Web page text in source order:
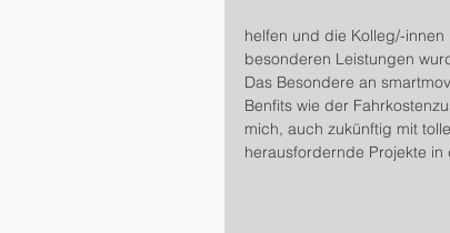
helfen und die Kolleg/-
besonderen Leistungen
Das Besondere an
Benfits wie der
mich, auch zukünftig mit
herausfordernde Projekte